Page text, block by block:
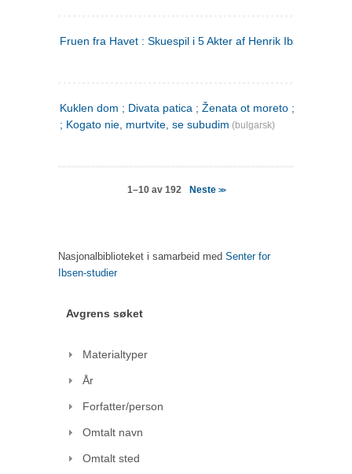
Fruen fra Havet : Skuespil i 5 Akter af Henrik Ibsen
Kuklen dom ; Divata patica ; Ženata ot moreto ; Malkijat
; Kogato nie, murtvite, se subudim (bulgarsk)
1–10 av 192 Neste >>
Nasjonalbiblioteket i samarbeid med Senter for
Ibsen-studier
Avgrens søket
Materialtyper
År
Forfatter/person
Omtalt navn
Omtalt sted